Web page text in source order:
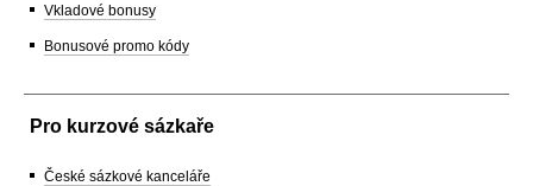
Vkladové bonusy
Bonusové promo kódy
Pro kurzové sázkaře
České sázkové kanceláře